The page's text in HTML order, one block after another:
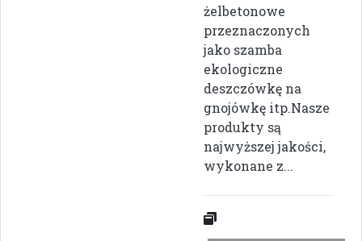
żelbetonowe
przeznaczonych
jako szamba
ekologiczne
deszczówkę na
gnojówkę itp.Nasze
produkty są
najwyższej jakości,
wykonane z...